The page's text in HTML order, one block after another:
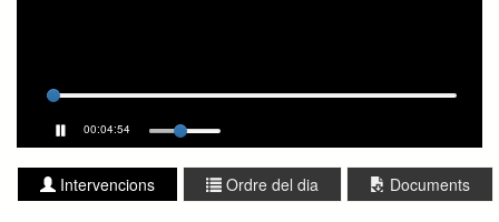
00:04:54
Intervencions Ordre del dia Documents